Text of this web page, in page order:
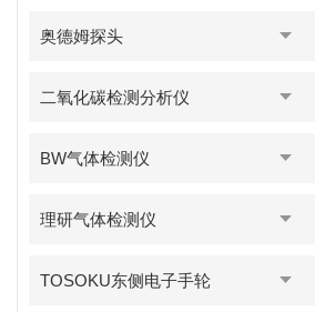
奥德姆探头
二氧化碳检测分析仪
BW气体检测仪
理研气体检测仪
TOSOKU东侧电子手轮